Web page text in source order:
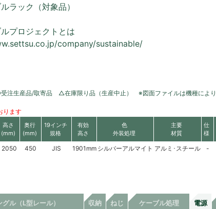
ラック（対象品）
プロジェクトとは
company/sustainable/
生産品/取寄品 △在庫限り品（生産中止） ※図面ファイルは機種により
ります
高さ
(mm)
奥行
(mm)
19インチ
規格
有効
高さ
色
外装処理
主要
材質
仕
様
2050 450 JIS 1901mm シルバーアルマイト アルミ･スチール -
ル（L型レール） 収納 ねじ ケーブル処理 電源